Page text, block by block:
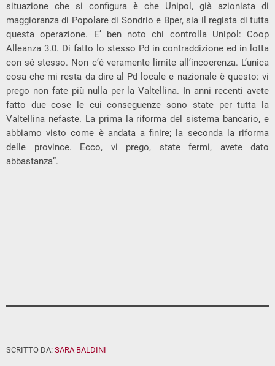
situazione che si configura è che Unipol, già azionista di
maggioranza di Popolare di Sondrio e Bper, sia il regista di tutta
questa operazione. E’ ben noto chi controlla Unipol: Coop
Alleanza 3.0. Di fatto lo stesso Pd in contraddizione ed in lotta
con sé stesso. Non c’é veramente limite all’incoerenza. L’unica
cosa che mi resta da dire al Pd locale e nazionale è questo: vi
prego non fate più nulla per la Valtellina. In anni recenti avete
fatto due cose le cui conseguenze sono state per tutta la
Valtellina nefaste. La prima la riforma del sistema bancario, e
abbiamo visto come è andata a finire; la seconda la riforma
delle province. Ecco, vi prego, state fermi, avete dato
abbastanza”.
SCRITTO DA: SARA BALDINI